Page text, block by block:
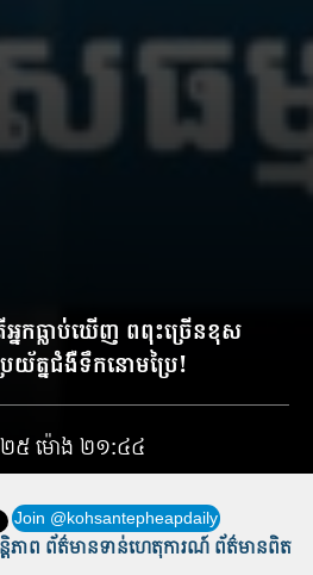
នក​ធ្លាប់​ឃើញ ​ពពុះ​ច្រើនខុស
រយ័ត្ន​ជំងឺ​ទឹកនោមប្រៃ​!
០២៥ ម៉ោង ២១:៤៤
Join @kohsantepheapdaily
ាព ព័ត៌មាន​ទាន់​ហេតុការណ៍ ព័ត៌មានពិត